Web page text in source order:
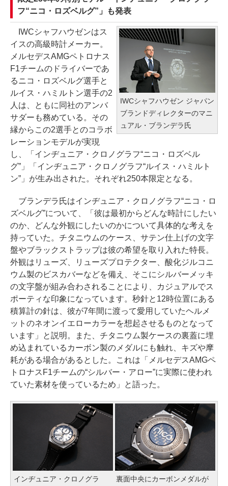
フ“ニコ・ロズベルグ”」も発表
IWCシャフハウゼン ジャパン
ブランドディレクターのマニ
ュアル・ブランデラ氏
IWCシャフハウゼンはス
イスの高級時計メーカー。
メルセデスAMGペトロナス
F1チームのドライバーであ
るニコ・ロズベルグ選手と
ルイス・ハミルトン選手の2
人は、ともに同社のアンバ
サダーも務めている。その
縁からこの2選手とのコラボ
レーションモデルが実現
し、「インヂュニア・クロノグラフ“ニコ・ロズベル
グ”」「インヂュニア・クロノグラフ“ルイス・ハミルト
ン”」が生み出された。それぞれ250本限定となる。
ブランデラ氏はインヂュニア・クロノグラフ“ニコ・ロ
ズベルグ”について、「彼は最初からどんな時計にしたい
のか、どんな外観にしたいのかについて具体的な考えを
持っていた。チタニウムのケース、サテン仕上げの文字
盤やブラックストラップは彼の希望を取り入れた特長。
外観はリューズ、リューズプロテクター、酸化ジルコニ
ウム製のビスカバーなどを備え、そこにシルバーメッキ
の文字盤が組み合わされることにより、カジュアルでス
ポーティな印象になっています。秒針と12時位置にある
積算計の針は、彼が7年間に渡って愛用していたヘルメ
ットのネオンイエローカラーを想起させるものとなって
います」と説明。また、チタニウム製ケースの裏蓋に埋
め込まれているカーボン製のメダルにも触れ、キズや摩
耗がある場合があるとした。これは「メルセデスAMGペ
トロナスF1チームの“シルバー・アロー”に実際に使われ
ていた素材を使っているため」と語った。
インヂュニア・クロノグラ
裏面中央にカーボンメダルが